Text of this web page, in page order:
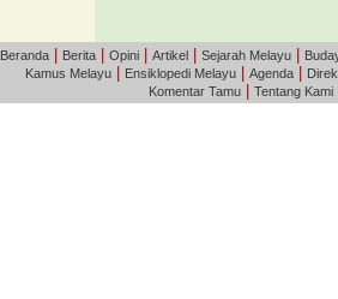
Beranda Berita Opini Artikel Sejarah Melayu
Kamus Melayu
Ensiklopedi Melayu Agenda
Komentar Tamu
Tentang Kami